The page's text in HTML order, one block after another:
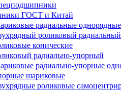
ГОСТ и Китай
радиальные
роликовый
конические
радиально-упорный
радиально-упорные
шариковые
роликовые